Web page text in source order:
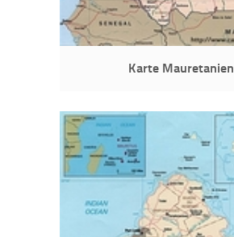
Karte Mauretanien